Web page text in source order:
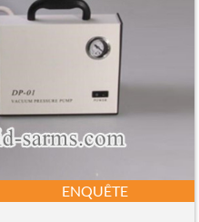
ENQUÊTE